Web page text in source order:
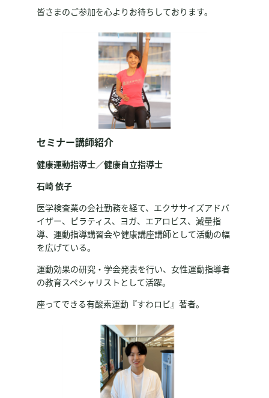
皆さまのご参加を心よりお待ちしております。
セミナー講師紹介
健康運動指導士／健康自立指導士
石崎 依子
医学検査業の会社勤務を経て、エクササイズアドバ
イザー、ピラティス、ヨガ、エアロビス、減量指
導、運動指導講習会や健康講座講師として活動の幅
を広げている。
運動効果の研究・学会発表を行い、女性運動指導者
の教育スペシャリストとして活躍。
座ってできる有酸素運動『すわロビ』著者。